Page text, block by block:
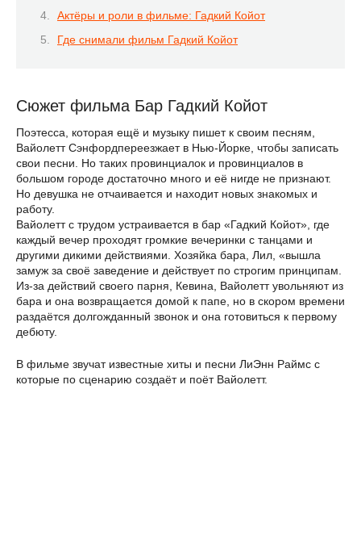
Актёры и роли в фильме: Гадкий Койот
Где снимали фильм Гадкий Койот
Сюжет фильма Бар Гадкий Койот
Поэтесса, которая ещё и музыку пишет к своим песням,
Вайолетт Сэнфордпереезжает в Нью-Йорке, чтобы записать
свои песни. Но таких провинциалок и провинциалов в
большом городе достаточно много и её нигде не признают.
Но девушка не отчаивается и находит новых знакомых и
работу.
Вайолетт с трудом устраивается в бар «Гадкий Койот», где
каждый вечер проходят громкие вечеринки с танцами и
другими дикими действиями. Хозяйка бара, Лил, «вышла
замуж за своё заведение и действует по строгим принципам.
Из-за действий своего парня, Кевина, Вайолетт увольняют из
бара и она возвращается домой к папе, но в скором времени
раздаётся долгожданный звонок и она готовиться к первому
дебюту.
В фильме звучат известные хиты и песни ЛиЭнн Раймс с
которые по сценарию создаёт и поёт Вайолетт.